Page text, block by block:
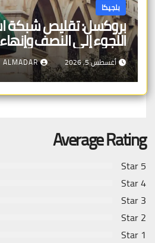
بلجيكا
بروكسل: تقليص شبكة
اللجوء إلى النصف
بروكسل»
أغسطس 5, 2026 ALMADAR
Average Rating
5 Star
4 Star
3 Star
2 Star
1 Star